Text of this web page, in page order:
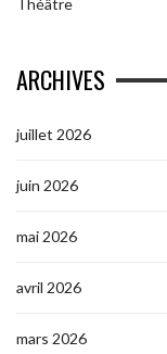
Théâtre
ARCHIVES
juillet 2026
juin 2026
mai 2026
avril 2026
mars 2026